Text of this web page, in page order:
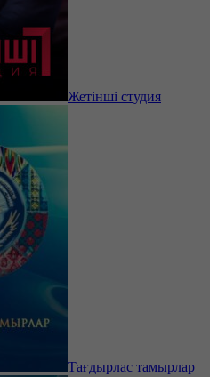
Жетінші студия
Тағдырлас тамырлар